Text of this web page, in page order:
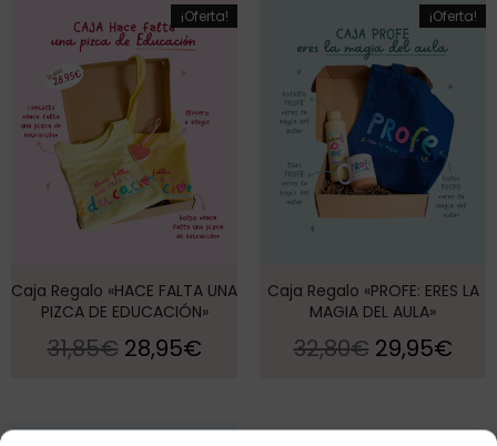
¡Oferta!
Caja Regalo «HACE FALTA UNA
PIZCA DE EDUCACIÓN»
31,85€ 28,95€
¡Oferta!
Caja Regalo «PROFE: ERES LA
MAGIA DEL AULA»
32,80€ 29,95€